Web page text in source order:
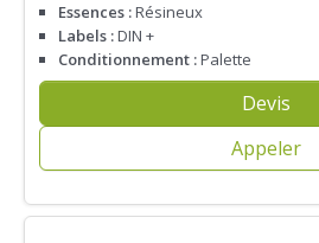
Essences :Résineux
Labels :DIN +
Conditionnement :Palette
Devis
Appeler